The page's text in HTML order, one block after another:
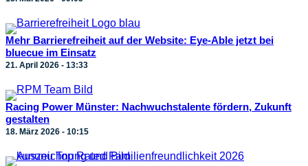
Mehr Barrierefreiheit auf der Website: Eye-Able jetzt bei
bluecue im Einsatz
21. April 2026 - 13:33
Racing Power Münster: Nachwuchstalente fördern, Zukunft
gestalten
18. März 2026 - 10:15